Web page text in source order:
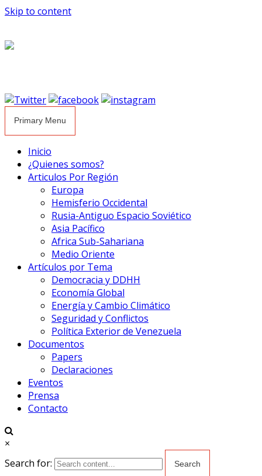
Skip to content
Primary Menu
Inicio
¿Quienes somos?
Articulos Por Región
Europa
Hemisferio Occidental
Rusia-Antiguo Espacio Soviético
Asia Pacífico
Africa Sub-Sahariana
Medio Oriente
Artículos por Tema
Democracia y DDHH
Economía Global
Energía y Cambio Climático
Seguridad y Conflictos
Política Exterior de Venezuela
Documentos
Papers
Declaraciones
Eventos
Prensa
Contacto
×
Search for: